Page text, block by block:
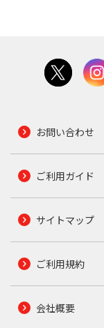
お問い合わせ
ご利用ガイド
サイトマップ
ご利用規約
会社概要